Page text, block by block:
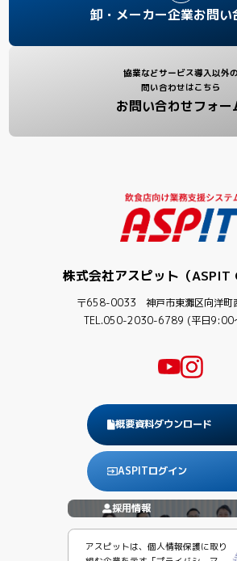
卸・メーカー企業お問い
協業などサービス導入以外の
問い合わせはこちら
お問い合わせフォー
株式会社アスピット（ASPIT
〒658-0033 神戸市東灘区向洋町
TEL.050-2030-6789 (平日9:00
概要資料ダウンロード
ASPITログイン
採用情報
アスピットは、個人情報保護に取り